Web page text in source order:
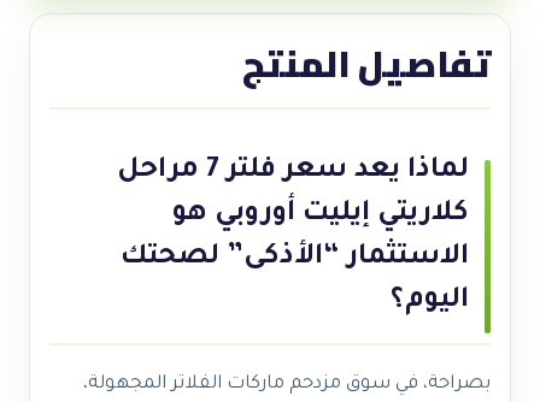
كلاريتي
تفاصيل المنتج
لماذا يعد سعر فلتر 7 مراحل
كلاريتي إيليت أوروبي هو
الاستثمار “الأذكى” لصحتك
اليوم؟
بصراحة، في سوق مزدحم ماركات الفلاتر المجهولة،